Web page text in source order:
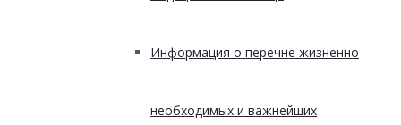
Информация о перечне жизненно
необходимых и важнейших